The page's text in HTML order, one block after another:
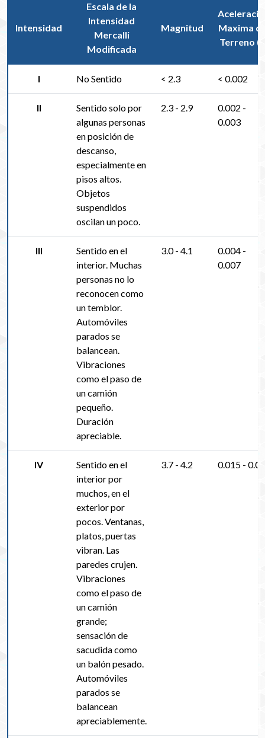
Intensidad
Escala de la
Intensidad
Mercalli
Modificada
Magnitud
Maxima
Terreno
I No Sentido < 2.3 < 0.002
II
Sentido solo por
algunas personas
en posición de
descanso,
especialmente en
pisos altos.
Objetos
suspendidos
oscilan un poco.
2.3 - 2.9
0.002 -
0.003
III
Sentido en el
interior. Muchas
personas no lo
reconocen como
un temblor.
Automóviles
parados se
balancean.
Vibraciones
como el paso de
un camión
pequeño.
Duración
apreciable.
3.0 - 4.1
0.004 -
0.007
IV
Sentido en el
interior por
muchos, en el
exterior por
pocos. Ventanas,
platos, puertas
vibran. Las
paredes crujen.
Vibraciones
como el paso de
un camión
grande;
sensación de
sacudida como
un balón pesado.
Automóviles
parados se
balancean
apreciablemente.
3.7 - 4.2 0.015 - 0.02